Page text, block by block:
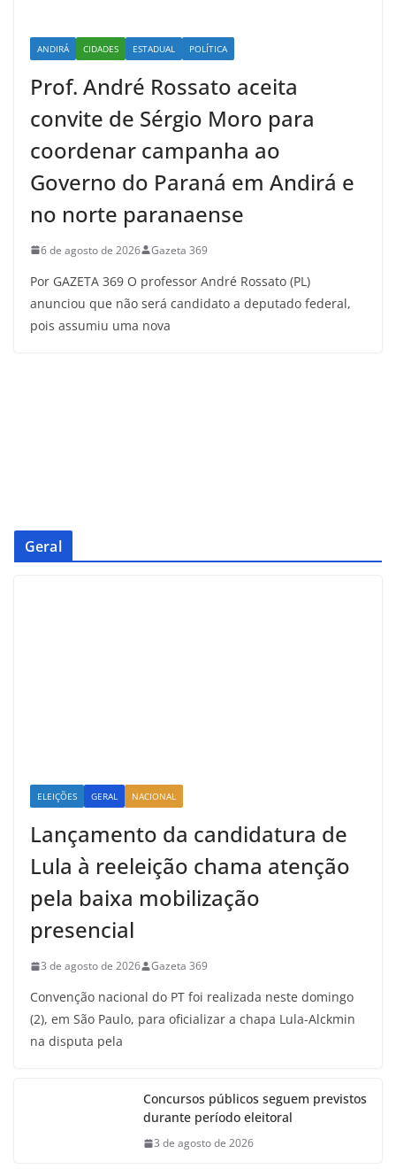
ANDIRÁ CIDADES ESTADUAL POLÍTICA
Prof. André Rossato aceita
convite de Sérgio Moro para
coordenar campanha ao
Governo do Paraná em Andirá e
no norte paranaense
6 de agosto de 2026 Gazeta 369
Por GAZETA 369 O professor André Rossato (PL)
anunciou que não será candidato a deputado federal,
pois assumiu uma nova
Geral
ELEIÇÕES GERAL NACIONAL
Lançamento da candidatura de
Lula à reeleição chama atenção
pela baixa mobilização
presencial
3 de agosto de 2026 Gazeta 369
Convenção nacional do PT foi realizada neste domingo
(2), em São Paulo, para oficializar a chapa Lula-Alckmin
na disputa pela
Concursos públicos seguem previstos
durante período eleitoral
3 de agosto de 2026